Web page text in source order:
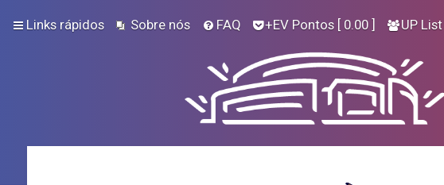
Links rápidos Sobre nós FAQ +EV Pontos [ 0.00 ] UP List